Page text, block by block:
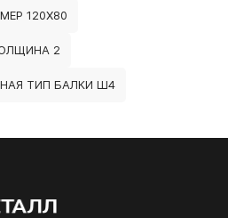
120Х80
2
ТИП БАЛКИ Ш4